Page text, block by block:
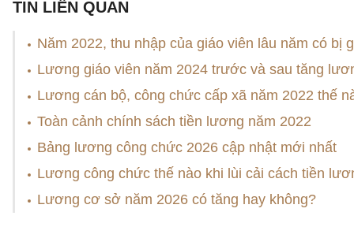
TIN LIÊN QUAN
Năm 2022, thu nhập của giáo viên lâu năm có bị
Lương giáo viên năm 2024 trước và sau tăng
Lương cán bộ, công chức cấp xã năm 2022 thế
Toàn cảnh chính sách tiền lương năm 2022
Bảng lương công chức 2026 cập nhật mới nhất
Lương công chức thế nào khi lùi cải cách tiền
Lương cơ sở năm 2026 có tăng hay không?